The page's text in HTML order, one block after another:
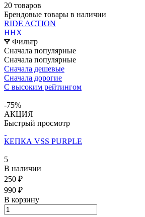
20 товаров
Брендовые товары в наличии
RIDE ACTION
ННХ
Фильтр
Сначала популярные
Сначала популярные
Сначала дешевые
Сначала дорогие
С высоким рейтингом
-75%
АКЦИЯ
Быстрый просмотр
КЕПКА VSS PURPLE
5
В наличии
250 ₽
990 ₽
В корзину